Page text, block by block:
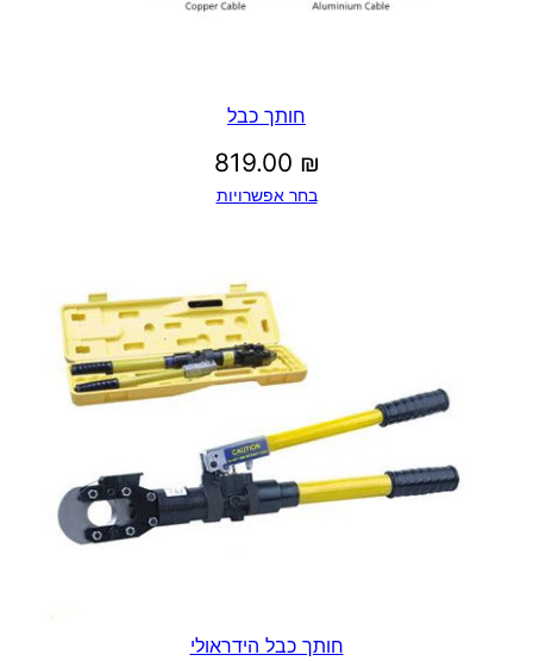
חותך כבל
819.00 ₪
בחר אפשרויות
חותך כבל הידראולי